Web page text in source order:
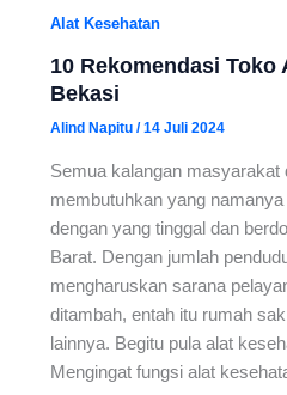
Alat Kesehatan
10 Rekomendasi Toko
Bekasi
Alind Napitu /14 Juli 2024
Semua kalangan masyarakat
membutuhkan yang
dengan yang tinggal dan
Barat. Dengan jumlah
mengharuskan sarana
ditambah, entah itu rumah
lainnya. Begitu pula alat
Mengingat fungsi alat